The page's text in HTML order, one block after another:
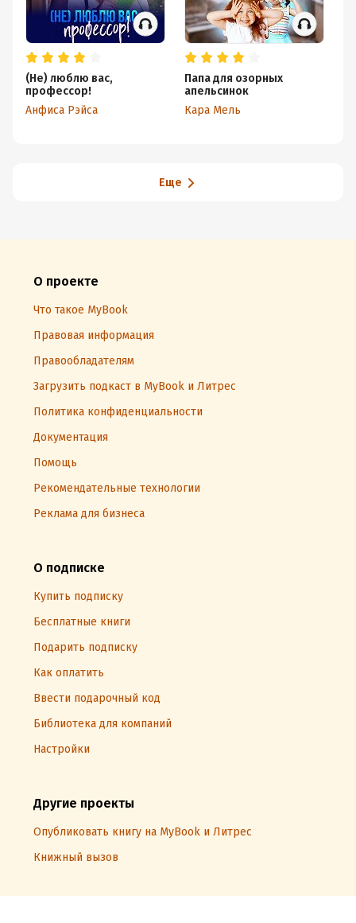
(Не) люблю вас,
профессор!
Анфиса Рэйса
Папа для озорных
апельсинок
Кара Мель
Еще
О проекте
Что такое MyBook
Правовая информация
Правообладателям
Загрузить подкаст в MyBook и Литрес
Политика конфиденциальности
Документация
Помощь
Рекомендательные технологии
Реклама для бизнеса
О подписке
Купить подписку
Бесплатные книги
Подарить подписку
Как оплатить
Ввести подарочный код
Библиотека для компаний
Настройки
Другие проекты
Опубликовать книгу на MyBook и Литрес
Книжный вызов